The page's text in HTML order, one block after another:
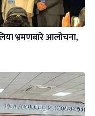
भ्रमणबारे आलोचना,